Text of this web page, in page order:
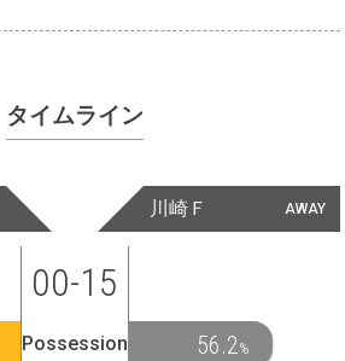
タイムライン
AWAY
川崎Ｆ
00-15
Possession 56.2%